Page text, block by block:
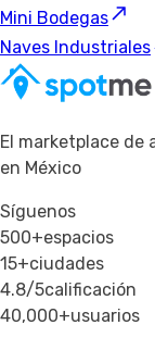
Mini Bodegas
Naves Industriales
El marketplace de
en México
Síguenos
500+espacios
15+ciudades
4.8/5calificación
40,000+usuarios